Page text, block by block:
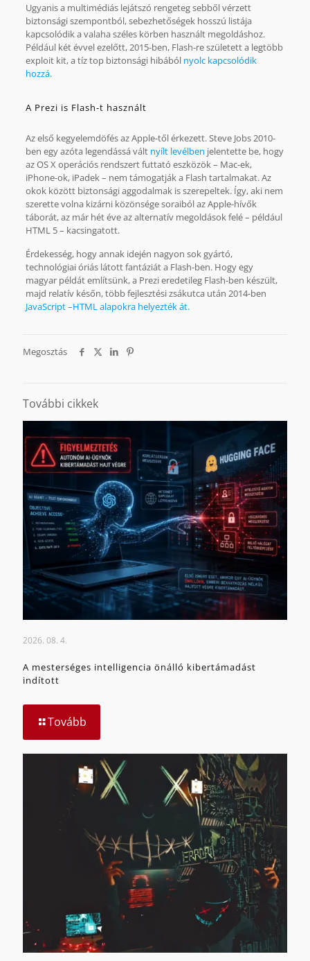
Ugyanis a multimédiás lejátszó rengeteg sebből vérzett
biztonsági szempontból, sebezhetőségek hosszú listája
kapcsolódik a valaha széles körben használt megoldáshoz.
Például két évvel ezelőtt, 2015-ben, Flash-re született a legtöbb
exploit kit, a tíz top biztonsági hibából nyolc kapcsolódik
hozzá.
A Prezi is Flash-t használt
Az első kegyelemdöfés az Apple-től érkezett. Steve Jobs 2010-
ben egy azóta legendássá vált nyílt levélben jelentette be, hogy
az OS X operációs rendszert futtató eszközök – Mac-ek,
iPhone-ok, iPadek – nem támogatják a Flash tartalmakat. Az
okok között biztonsági aggodalmak is szerepeltek. Így, aki nem
szerette volna kizárni közönsége soraiból az Apple-hívők
táborát, az már hét éve az alternatív megoldások felé – például
HTML 5 – kacsingatott.
Érdekesség, hogy annak idején nagyon sok gyártó,
technológiai óriás látott fantáziát a Flash-ben. Hogy egy
magyar példát említsünk, a Prezi eredetileg Flash-ben készült,
majd relatív későn, több fejlesztési zsákutca után 2014-ben
JavaScript –HTML alapokra helyezték át.
Megosztás
További cikkek
2026. 08. 4.
A mesterséges intelligencia önálló kibertámadást
indított
Tovább